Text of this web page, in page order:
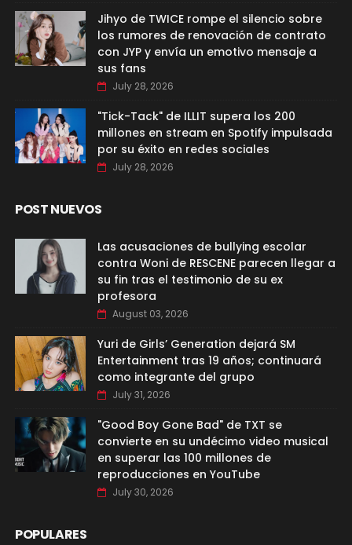
Jihyo de TWICE rompe el silencio sobre
los rumores de renovación de contrato
con JYP y envía un emotivo mensaje a
sus fans
July 28, 2026
"Tick-Tack" de ILLIT supera los 200
millones en stream en Spotify impulsada
por su éxito en redes sociales
July 28, 2026
POST NUEVOS
Las acusaciones de bullying escolar
contra Woni de RESCENE parecen llegar a
su fin tras el testimonio de su ex
profesora
August 03, 2026
Yuri de Girls’ Generation dejará SM
Entertainment tras 19 años; continuará
como integrante del grupo
July 31, 2026
"Good Boy Gone Bad" de TXT se
convierte en su undécimo video musical
en superar las 100 millones de
reproducciones en YouTube
July 30, 2026
POPULARES